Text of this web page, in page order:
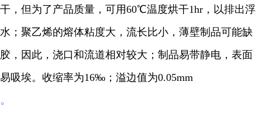
干，但为了产品质量，可用60℃温度烘干1hr，以排出浮
水；聚乙烯的熔体粘度大，流长比小，薄壁制品可能缺
胶，因此，浇口和流道相对较大；制品易带静电，表面
易吸埃。收缩率为16‰；溢边值为0.05mm
。